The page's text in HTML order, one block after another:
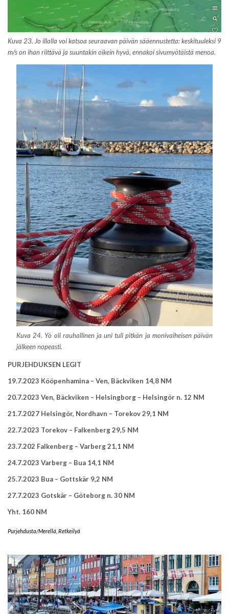
Kuva 23. Jo illalla voi katsoa seuraavan päivän sääennustetta: keskituuleksi 9
m/s on ihan riittävä ja suuntakin oikein hyvä, ennakoi sivumyötäistä menoa.
Kuva 24. Yö oli rauhallinen ja uni tuli pitkän ja monivaiheisen päivän
jälkeen nopeasti.
PURJEHDUKSEN LEGIT
19.7.2023 Kööpenhamina – Ven, Bäckviken 14,8 NM
20.7.2023 Ven, Bäckviken – Helsingborg – Helsingör n. 12 NM
21.7.2027 Helsingör, Nordhavn – Torekov 29,1 NM
22.7.2023 Torekov – Falkenberg 29,5 NM
23.7.202 Falkenberg – Varberg 21,1 NM
24.7.2023 Varberg – Bua 14,1 NM
25.7.2023 Bua – Gottskär 9,2 NM
27.7.2023 Gotskär – Göteborg n. 30 NM
Yht. 160 NM
Purjehdusta/Merellä Retkeilyä